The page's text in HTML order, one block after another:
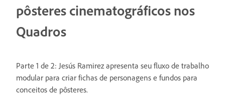
pôsteres cinematográficos nos
Quadros
Parte 1 de 2: Jesús Ramirez apresenta seu fluxo de trabalho
modular para criar fichas de personagens e fundos para
conceitos de pôsteres.